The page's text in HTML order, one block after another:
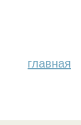
главная